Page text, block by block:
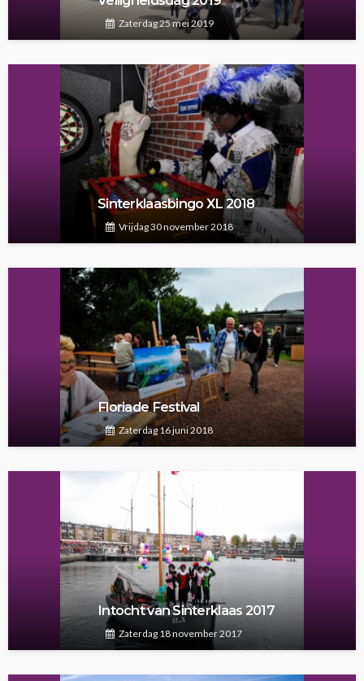
Zaterdag 25 mei 2019
Sinterklaasbingo XL 2018
Vrijdag 30 november 2018
Floriade Festival
Zaterdag 16 juni 2018
Intocht van Sinterklaas 2017
Zaterdag 18 november 2017